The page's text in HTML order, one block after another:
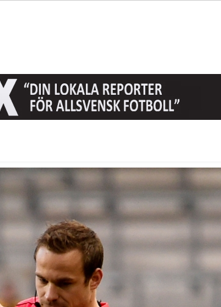
Eskilstuna är det...
på och...
mot Kalmar FFs...